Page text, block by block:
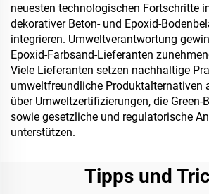
neuesten technologischen Fortschritte
dekorativer Beton- und Epoxid-
integrieren. Umweltverantwortung
Epoxid-Farbsand-Lieferanten
Viele Lieferanten setzen nachhaltige
umweltfreundliche Produktalternativen
über Umweltzertifizierungen, die
sowie gesetzliche und regulatorische
unterstützen.
Tipps und